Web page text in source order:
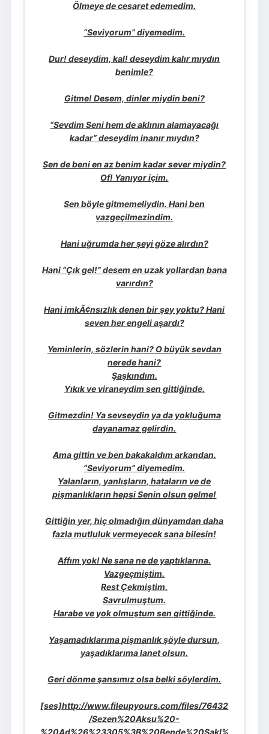
Ölmeye de cesaret edemedim.
“Seviyorum” diyemedim.
Dur! deseydim, kal! deseydim kalır mıydın
benimle?
Gitme! Desem, dinler miydin beni?
“Sevdim Seni hem de aklının alamayacağı
kadar” deseydim inanır mıydın?
Sen de beni en az benim kadar sever miydin?
Of! Yanıyor içim.
Sen böyle gitmemeliydin. Hani ben
vazgeçilmezindim.
Hani uğrumda her şeyi göze alırdın?
Hani “Çık gel!” desem en uzak yollardan bana
varırdın?
Hani imkÃ¢nsızlık denen bir şey yoktu? Hani
seven her engeli aşardı?
Yeminlerin, sözlerin hani? O büyük sevdan
nerede hani?
Şaşkındım.
Yıkık ve viraneydim sen gittiğinde.
Gitmezdin! Ya sevseydin ya da yokluğuma
dayanamaz gelirdin.
Ama gittin ve ben bakakaldım arkandan.
“Seviyorum” diyemedim.
Yalanların, yanlışların, hataların ve de
pişmanlıkların hepsi Senin olsun gelme!
Gittiğin yer, hiç olmadığın dünyamdan daha
fazla mutluluk vermeyecek sana bilesin!
Affım yok! Ne sana ne de yaptıklarına.
Vazgeçmiştim.
Rest Çekmiştim.
Savrulmuştum.
Harabe ve yok olmuştum sen gittiğinde.
Yaşamadıklarıma pişmanlık şöyle dursun,
yaşadıklarıma lanet olsun.
Geri dönme şansımız olsa belki söylerdim.
[ses]http://www.fileupyours.com/files/76432
/Sezen%20Aksu%20-
%20Ad%26%23305%3B%20Bende%20Sakl%